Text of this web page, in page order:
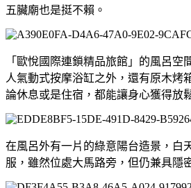
五臟廟也是挺不賴。
「歐悅國際連鎖精品旅館」的風呂空
人氣動式按摩浴缸之外，還有原木烤
論休息或是住宿，都能讓身心獲得放
在風呂外有一片的綠意陽台造景，白
服，雖然位處大馬路旁，但仍兼具隱